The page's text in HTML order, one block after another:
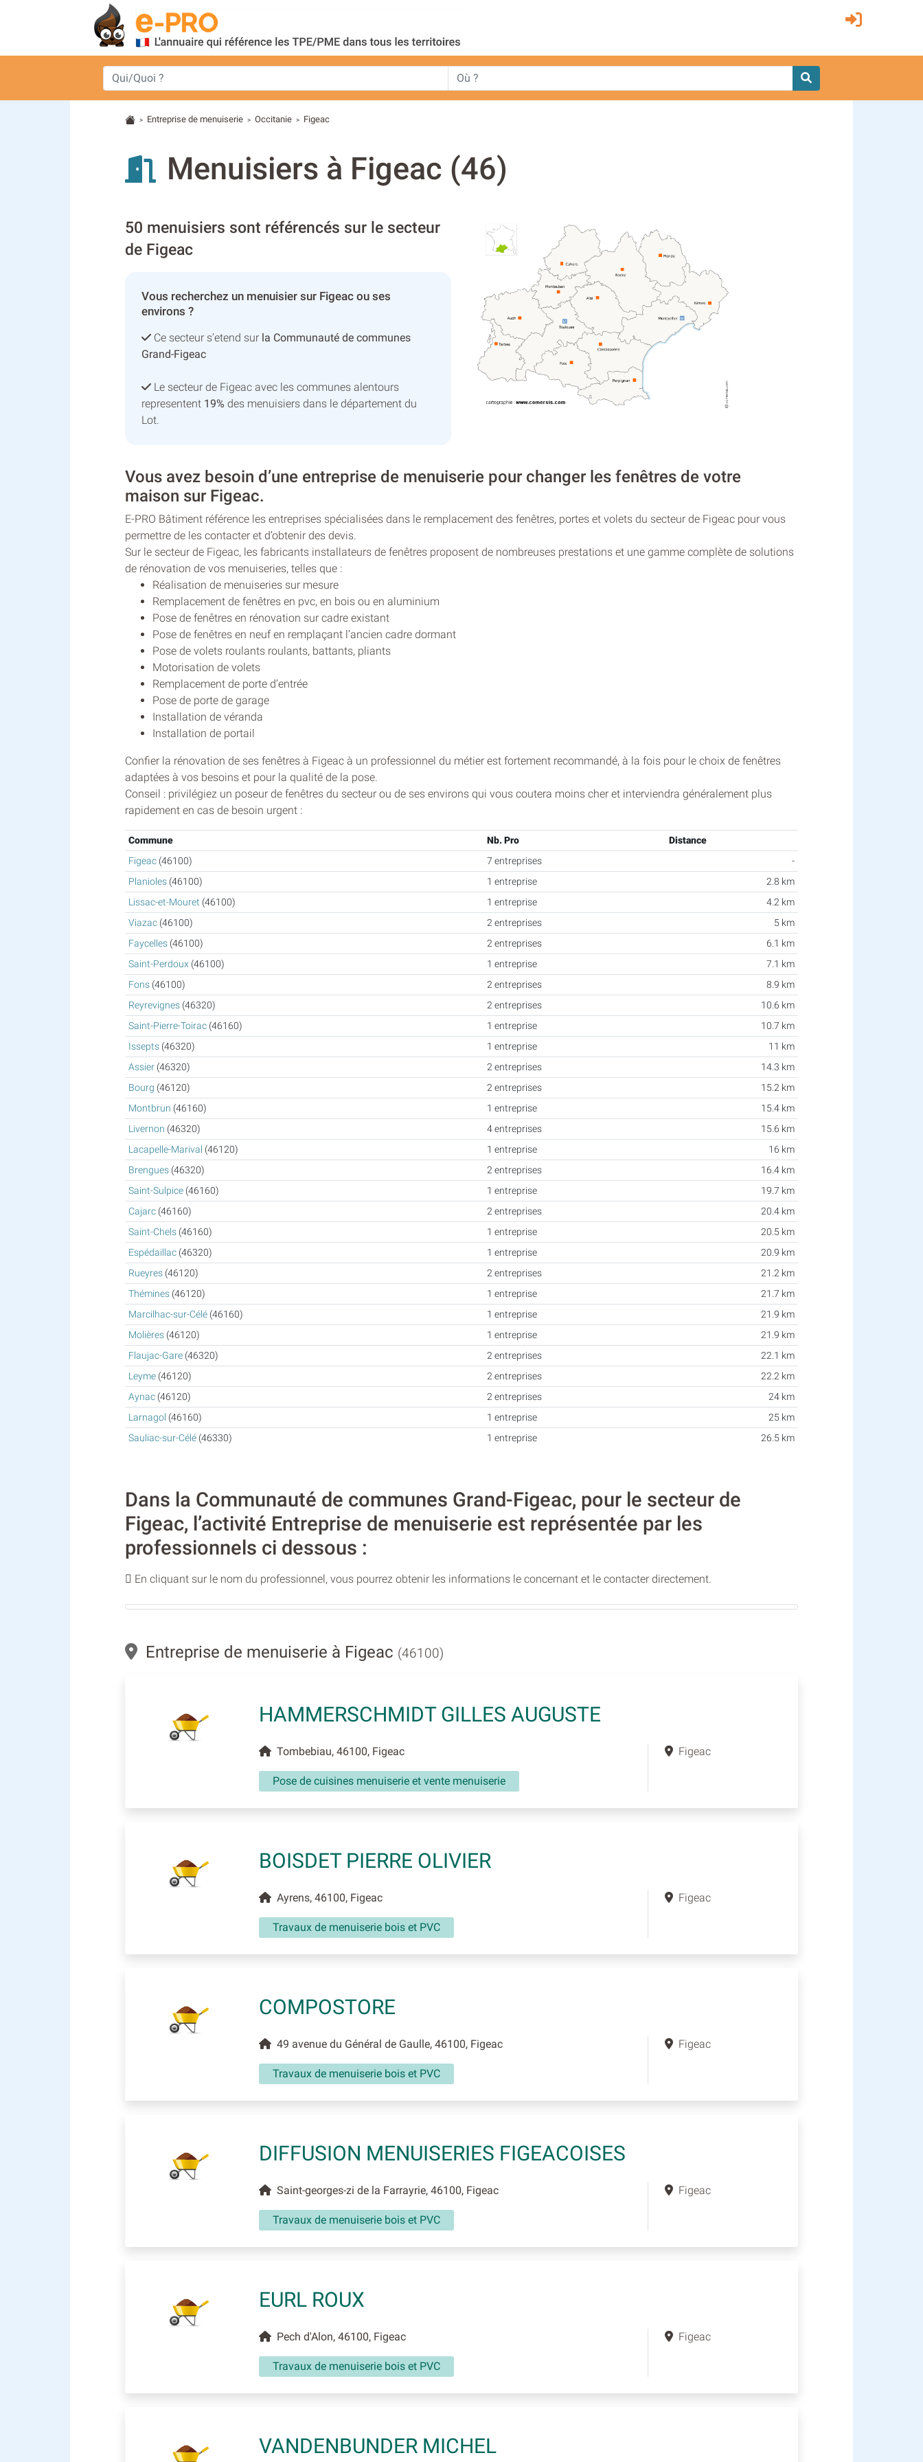
> Entreprise de menuiserie > Occitanie > Figeac
Menuisiers à Figeac (46)
50 menuisiers sont référencés sur le secteur
de Figeac
Vous recherchez un menuisier sur Figeac ou ses
environs ?
Ce secteur s’etend sur la Communauté de communes
Grand-Figeac
Le secteur de Figeac avec les communes alentours
representent 19% des menuisiers dans le département du
Lot.
Vous avez besoin d’une entreprise de menuiserie pour changer les fenêtres de votre
maison sur Figeac.
E-PRO Bâtiment référence les entreprises spécialisées dans le remplacement des fenêtres, portes et volets du secteur de Figeac pour vous
permettre de les contacter et d’obtenir des devis.
Sur le secteur de Figeac, les fabricants installateurs de fenêtres proposent de nombreuses prestations et une gamme complète de solutions
de rénovation de vos menuiseries, telles que :
Réalisation de menuiseries sur mesure
Remplacement de fenêtres en pvc, en bois ou en aluminium
Pose de fenêtres en rénovation sur cadre existant
Pose de fenêtres en neuf en remplaçant l’ancien cadre dormant
Pose de volets roulants roulants, battants, pliants
Motorisation de volets
Remplacement de porte d’entrée
Pose de porte de garage
Installation de véranda
Installation de portail
Confier la rénovation de ses fenêtres à Figeac à un professionnel du métier est fortement recommandé, à la fois pour le choix de fenêtres
adaptées à vos besoins et pour la qualité de la pose.
Conseil : privilégiez un poseur de fenêtres du secteur ou de ses environs qui vous coutera moins cher et interviendra généralement plus
rapidement en cas de besoin urgent :
Commune Nb. Pro
Distance
Figeac(46100) 7 entreprises
-
Planioles(46100) 1 entreprise
2.8 km
Lissac-et-Mouret (46100) 1 entreprise
4.2 km
Viazac(46100) 2 entreprises
5 km
Faycelles(46100) 2 entreprises
6.1 km
Saint-Perdoux(46100) 1 entreprise
7.1 km
Fons(46100) 2 entreprises
8.9 km
Reyrevignes(46320) 2 entreprises
10.6 km
Saint-Pierre-Toirac(46160) 1 entreprise
10.7 km
Issepts(46320) 1 entreprise
11 km
Assier(46320) 2 entreprises
14.3 km
Bourg (46120) 2 entreprises
15.2 km
Montbrun (46160) 1 entreprise
15.4 km
Livernon (46320) 4 entreprises
15.6 km
Lacapelle-Marival (46120) 1 entreprise
16 km
Brengues(46320) 2 entreprises
16.4 km
Saint-Sulpice(46160) 1 entreprise
19.7 km
Cajarc(46160) 2 entreprises
20.4 km
Saint-Chels(46160) 1 entreprise
20.5 km
Espédaillac(46320) 1 entreprise
20.9 km
Rueyres(46120) 2 entreprises
21.2 km
Thémines(46120) 1 entreprise
21.7 km
Marcilhac-sur-Célé(46160) 1 entreprise
21.9 km
Molières(46120) 1 entreprise
21.9 km
Flaujac-Gare(46320) 2 entreprises
22.1 km
Leyme(46120) 2 entreprises
22.2 km
Aynac(46120) 2 entreprises
24 km
Larnagol (46160) 1 entreprise
25 km
Sauliac-sur-Célé(46330) 1 entreprise 26.5 km
Dans la Communauté de communes Grand-Figeac, pour le secteur de
Figeac, l’activité Entreprise de menuiserie est représentée par les
professionnels ci dessous :
En cliquant sur le nom du professionnel, vous pourrez obtenir les informations le concernant et le contacter directement.
Entreprise de menuiserie à Figeac (46100)
HAMMERSCHMIDT GILLES AUGUSTE
Tombebiau, 46100, Figeac
Pose de cuisines menuiserie et vente menuiserie
Figeac
BOISDET PIERRE OLIVIER
Ayrens, 46100, Figeac
Travaux de menuiserie bois et PVC
Figeac
COMPOSTORE
49 avenue du Général de Gaulle, 46100, Figeac
Travaux de menuiserie bois et PVC
Figeac
DIFFUSION MENUISERIES FIGEACOISES
Saint-georges-zi de la Farrayrie, 46100, Figeac
Travaux de menuiserie bois et PVC
Figeac
EURL ROUX
Pech d'Alon, 46100, Figeac
Travaux de menuiserie bois et PVC
Figeac
VANDENBUNDER MICHEL